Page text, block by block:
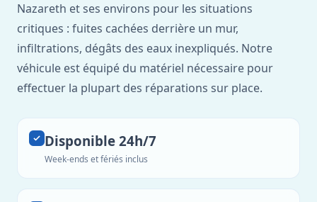
Nazareth et ses environs pour les situations
critiques : fuites cachées derrière un mur,
infiltrations, dégâts des eaux inexpliqués. Notre
véhicule est équipé du matériel nécessaire pour
effectuer la plupart des réparations sur place.
Disponible 24h/7
Week-ends et fériés inclus